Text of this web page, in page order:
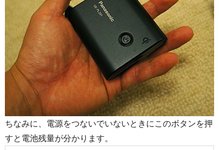
ちなみに、電源をつないでいないときにこのボタンを押
すと電池残量が分かります。